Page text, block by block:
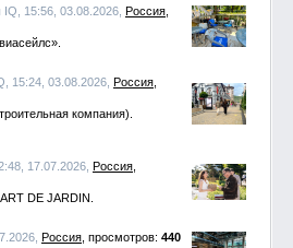
IQ, 15:56, 03.08.2026, Россия
15:24, 03.08.2026, Россия
компания).
17.07.2026, Россия
DE JARDIN.
Россия
440